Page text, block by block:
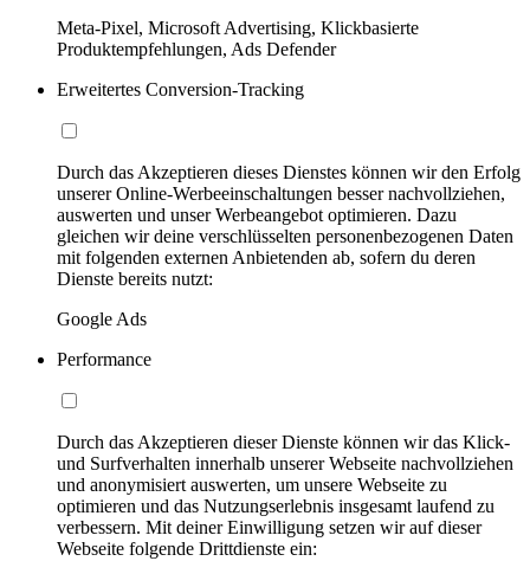
Meta-Pixel, Microsoft Advertising, Klickbasierte
Produktempfehlungen, Ads Defender
Erweitertes Conversion-Tracking
Durch das Akzeptieren dieses Dienstes können wir den Erfolg
unserer Online-Werbeeinschaltungen besser nachvollziehen,
auswerten und unser Werbeangebot optimieren. Dazu
gleichen wir deine verschlüsselten personenbezogenen Daten
mit folgenden externen Anbietenden ab, sofern du deren
Dienste bereits nutzt:
Google Ads
Performance
Durch das Akzeptieren dieser Dienste können wir das Klick-
und Surfverhalten innerhalb unserer Webseite nachvollziehen
und anonymisiert auswerten, um unsere Webseite zu
optimieren und das Nutzungserlebnis insgesamt laufend zu
verbessern. Mit deiner Einwilligung setzen wir auf dieser
Webseite folgende Drittdienste ein: